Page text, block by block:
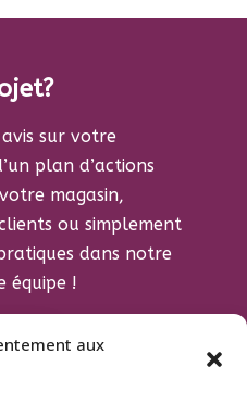
aux
sur votre
plan d’actions
magasin,
ou simplement
dans notre
équipe !